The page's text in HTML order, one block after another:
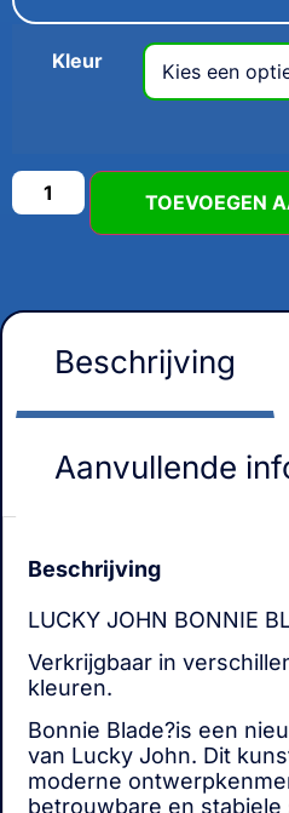
Kleur
TOEVOEGEN
Beschrijving
Aanvullende
Beschrijving
LUCKY JOHN BONNIE
Verkrijgbaar in
kleuren.
Bonnie Blade?is een
van Lucky John. Dit
moderne
betrouwbare en